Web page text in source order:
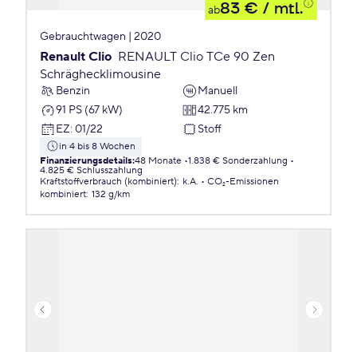
ab83 € / mtl.
Gebrauchtwagen | 2020
Renault Clio RENAULT Clio TCe 90 Zen
Schräghecklimousine
Benzin
Manuell
91 PS (67 kW)
42.775 km
EZ: 01/22 Stoff
in 4 bis 8 Wochen
Finanzierungsdetails:48 Monate 1.838 € Sonderzahlung
4.825 € Schlusszahlung
Kraftstoffverbrauch (kombiniert): k.A.
CO₂-Emissionen
kombiniert: 132 g/km